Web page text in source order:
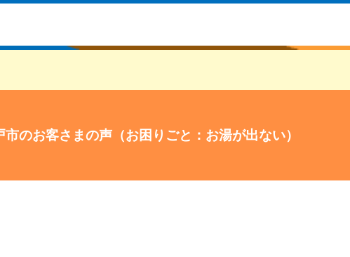
のお客さまの声（お困りごと：お湯が出ない）